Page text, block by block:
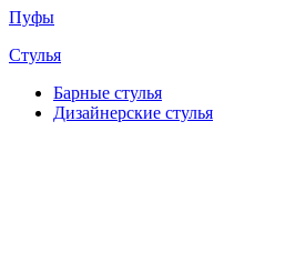
Пуфы
Стулья
Барные cтулья
Дизайнерские cтулья